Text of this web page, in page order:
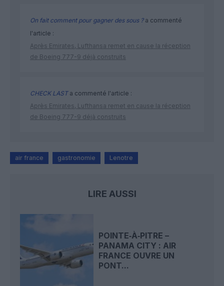
On fait comment pour gagner des sous ?a commenté
l'article :
Après Emirates, Lufthansa remet en cause la réception
de Boeing 777-9 déjà construits
CHECK LASTa commenté l'article :
Après Emirates, Lufthansa remet en cause la réception
de Boeing 777-9 déjà construits
air france gastronomie Lenotre
LIRE AUSSI
POINTE‑À‑PITRE –
PANAMA CITY : AIR
FRANCE OUVRE UN
PONT...